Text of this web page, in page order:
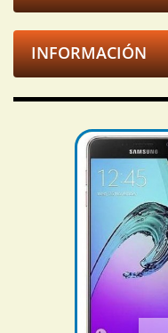
INFORMACIÓN